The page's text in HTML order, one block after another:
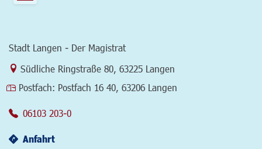
Stadt Langen - Der Magistrat
Link zur Google-Maps Navigation
Südliche Ringstraße 80, 63225 Langen
Postfach: Postfach 16 40, 63206 Langen
06103 203-0
Anfahrt